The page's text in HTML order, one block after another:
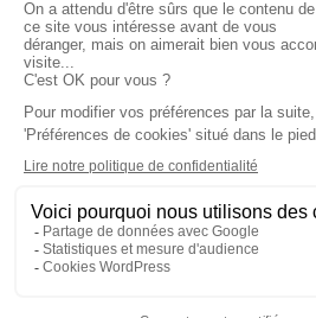
Le Montagnard
Partenaires
Art et chasse
Contact
Mentions légales
Politiques de confidentialité